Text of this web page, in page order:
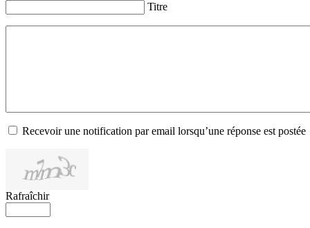
Titre
Recevoir une notification par email lorsqu’une réponse est postée
Rafraîchir